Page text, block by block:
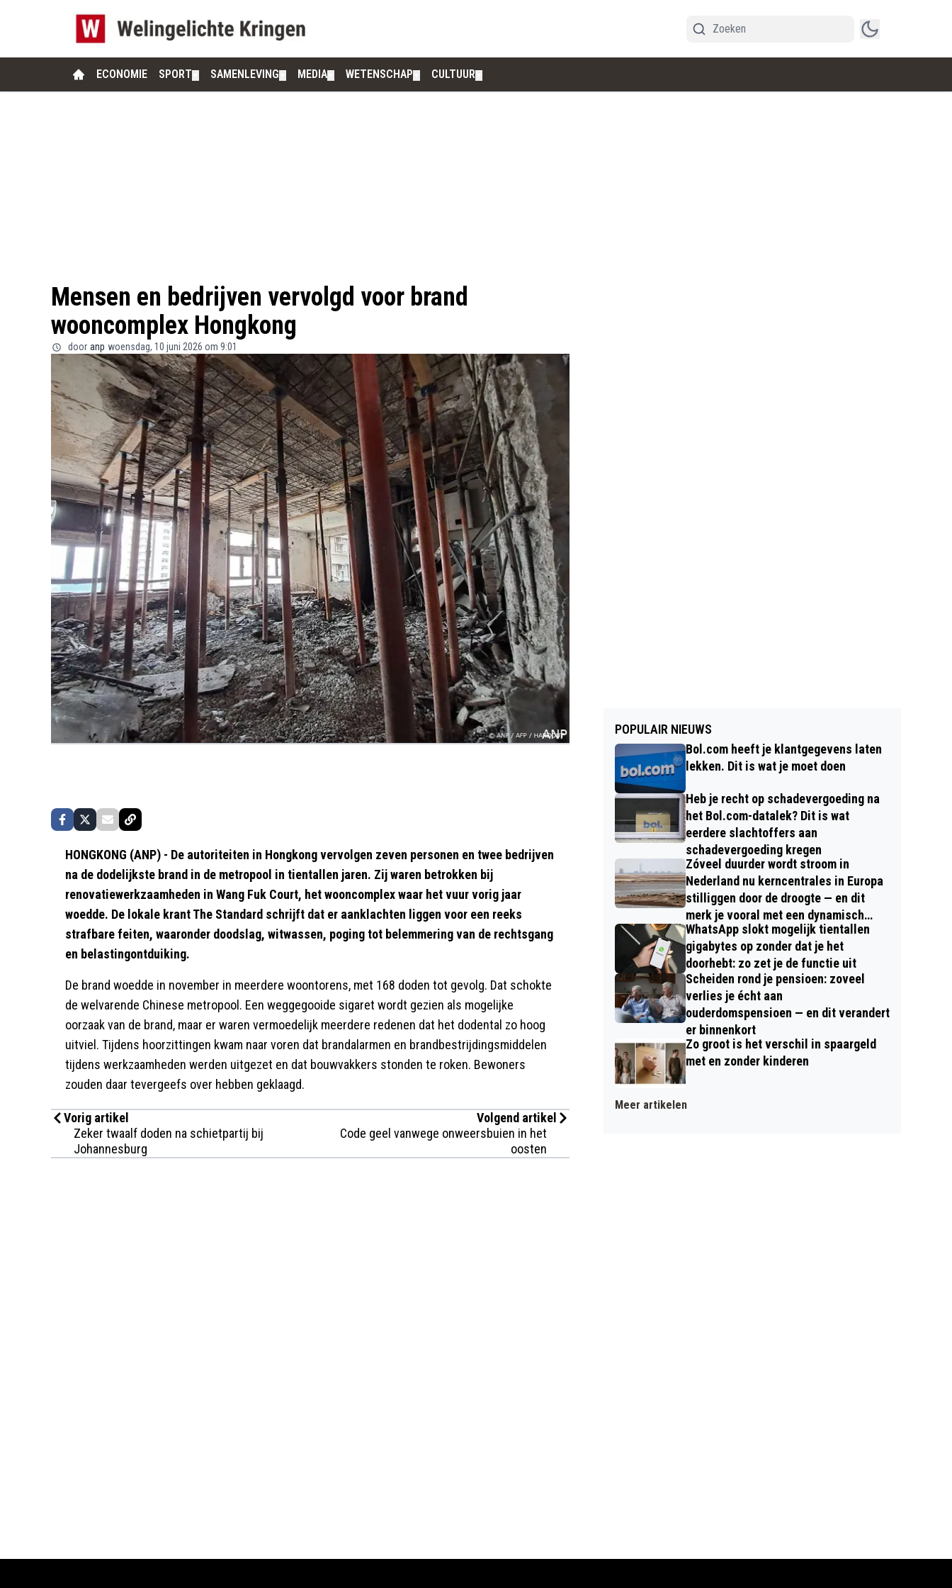
ECONOMIE SPORT SAMENLEVING MEDIA WETENSCHAP CULTUUR
Mensen en bedrijven vervolgd voor brand
wooncomplex Hongkong
door anp woensdag, 10 juni 2026 om 9:01
HONGKONG (ANP) - De autoriteiten in Hongkong vervolgen zeven personen en twee bedrijven
na de dodelijkste brand in de metropool in tientallen jaren. Zij waren betrokken bij
renovatiewerkzaamheden in Wang Fuk Court, het wooncomplex waar het vuur vorig jaar
woedde. De lokale krant The Standard schrijft dat er aanklachten liggen voor een reeks
strafbare feiten, waaronder doodslag, witwassen, poging tot belemmering van de rechtsgang
en belastingontduiking.
De brand woedde in november in meerdere woontorens, met 168 doden tot gevolg. Dat schokte
de welvarende Chinese metropool. Een weggegooide sigaret wordt gezien als mogelijke
oorzaak van de brand, maar er waren vermoedelijk meerdere redenen dat het dodental zo hoog
uitviel. Tijdens hoorzittingen kwam naar voren dat brandalarmen en brandbestrijdingsmiddelen
tijdens werkzaamheden werden uitgezet en dat bouwvakkers stonden te roken. Bewoners
zouden daar tevergeefs over hebben geklaagd.
Vorig artikel
Zeker twaalf doden na schietpartij bij
Johannesburg
Volgend artikel
Code geel vanwege onweersbuien in het
oosten
POPULAIR NIEUWS
Bol.com heeft je klantgegevens laten
lekken. Dit is wat je moet doen
Heb je recht op schadevergoeding na
het Bol.com-datalek? Dit is wat
eerdere slachtoffers aan
schadevergoeding kregen
Zóveel duurder wordt stroom in
Nederland nu kerncentrales in Europa
stilliggen door de droogte — en dit
merk je vooral met een dynamisch
contract
WhatsApp slokt mogelijk tientallen
gigabytes op zonder dat je het
doorhebt: zo zet je de functie uit
Scheiden rond je pensioen: zoveel
verlies je écht aan
ouderdomspensioen — en dit verandert
er binnenkort
Zo groot is het verschil in spaargeld
met en zonder kinderen
Meer artikelen